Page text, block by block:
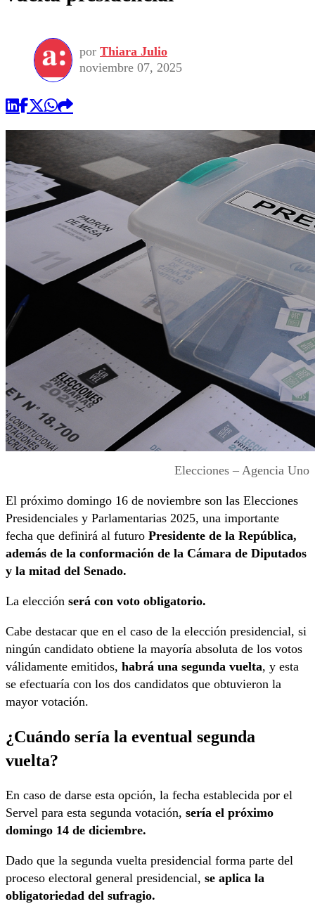
por Thiara Julio
noviembre 07, 2025
Elecciones – Agencia Uno
El próximo domingo 16 de noviembre son las Elecciones
Presidenciales y Parlamentarias 2025, una importante
fecha que definirá al futuro Presidente de la República,
además de la conformación de la Cámara de Diputados
y la mitad del Senado.
La elección será con voto obligatorio.
Cabe destacar que en el caso de la elección presidencial, si
ningún candidato obtiene la mayoría absoluta de los votos
válidamente emitidos, habrá una segunda vuelta, y esta
se efectuaría con los dos candidatos que obtuvieron la
mayor votación.
¿Cuándo sería la eventual segunda
vuelta?
En caso de darse esta opción, la fecha establecida por el
Servel para esta segunda votación, sería el próximo
domingo 14 de diciembre.
Dado que la segunda vuelta presidencial forma parte del
proceso electoral general presidencial, se aplica la
obligatoriedad del sufragio.